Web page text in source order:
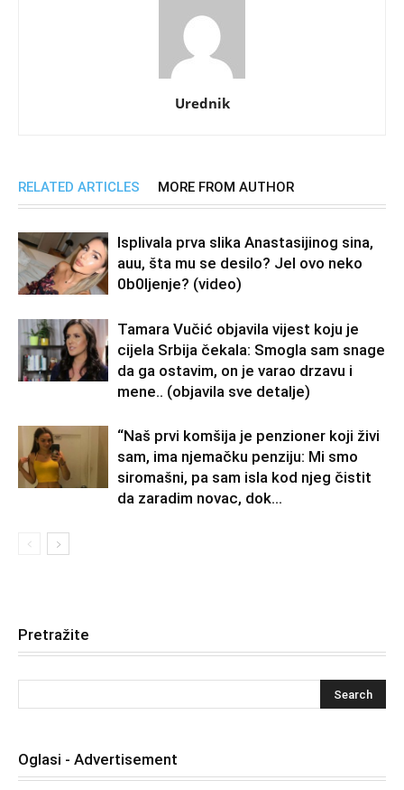
Urednik
RELATED ARTICLES MORE FROM AUTHOR
Isplivala prva slika Anastasijinog sina,
auu, šta mu se desilo? Jel ovo neko
0b0Ijenje? (video)
Tamara Vučić objavila vijest koju je
cijela Srbija čekala: Smogla sam snage
da ga ostavim, on je varao drzavu i
mene.. (objavila sve detalje)
“Naš prvi komšija je penzioner koji živi
sam, ima njemačku penziju: Mi smo
siromašni, pa sam isla kod njeg čistit
da zaradim novac, dok...
Pretražite
Oglasi - Advertisement